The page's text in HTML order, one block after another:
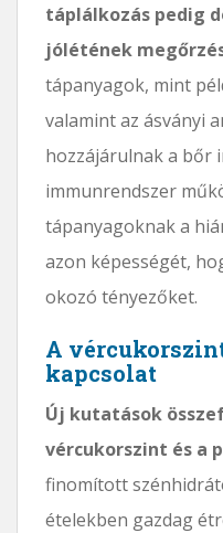
táplálkozás pedig
jólétének
tápanyagok, mint
valamint az ásványi
hozzájárulnak a bőr
immunrendszer
tápanyagoknak a
azon képességét,
okozó tényezőket.
A
kapcsolat
Új kutatások
vércukorszint és a
finomított
ételekben gazdag